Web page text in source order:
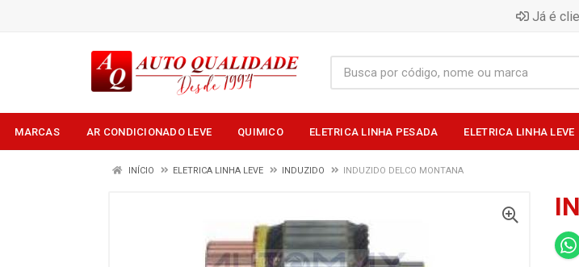
Já é
MARCAS AR CONDICIONADO LEVE QUIMICO ELETRICA LINHA PESADA ELETRICA LINHA LEVE
INÍCIO ELETRICA LINHA LEVE INDUZIDO INDUZIDO DELCO MONTANA